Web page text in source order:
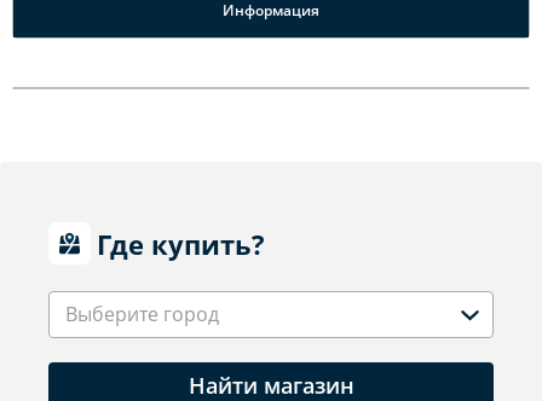
Информация
Где купить?
Выберите город
Найти магазин